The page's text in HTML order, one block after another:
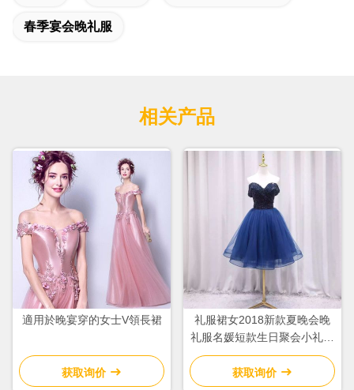
春季宴会晚礼服
相关产品
適用於晚宴穿的女士V領長裙
获取询价
礼服裙女2018新款夏晚会晚
礼服名媛短款生日聚会小礼服
连衣裙7385
获取询价